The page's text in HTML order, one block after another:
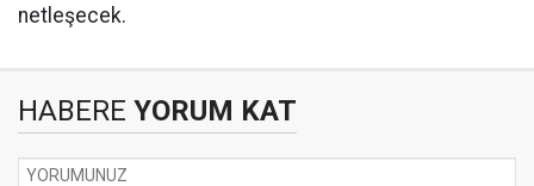
netleşecek.
HABERE YORUM KAT